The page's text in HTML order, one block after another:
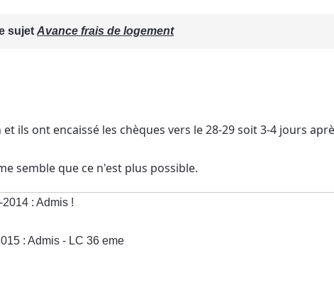
sujet Avance frais de logement
ils ont encaissé les chèques vers le 28-29 soit 3-4 jours
semble que ce n'est plus possible.
: Admis !
: Admis - LC 36 eme